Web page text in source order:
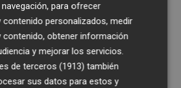
toda la actualidad de
en tu correo
para ofrecer
contenido personalizados, medir
contenido, obtener información
y mejorar los servicios.
de terceros (1913) también
sus datos para estos y